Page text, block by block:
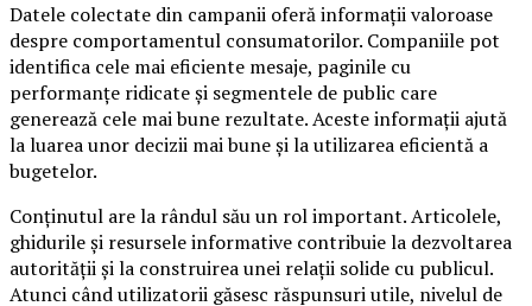
Datele colectate din campanii oferă informații valoroase
despre comportamentul consumatorilor. Companiile pot
identifica cele mai eficiente mesaje, paginile cu
performanțe ridicate și segmentele de public care
generează cele mai bune rezultate. Aceste informații ajută
la luarea unor decizii mai bune și la utilizarea eficientă a
bugetelor.
Conținutul are la rândul său un rol important. Articolele,
ghidurile și resursele informative contribuie la dezvoltarea
autorității și la construirea unei relații solide cu publicul.
Atunci când utilizatorii găsesc răspunsuri utile, nivelul de